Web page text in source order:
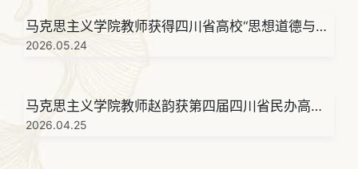
马克思主义学院教师获得四川省高校“思想道德与法
治”课教学研究会2026年年会教学竞赛优秀奖
2026.05.24
马克思主义学院教师赵韵获第四届四川省民办高校
思想政治理论课教学比赛三等奖
2026.04.25